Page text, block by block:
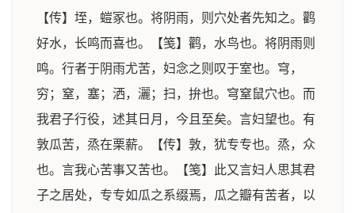
【传】垤，螘冢也。将阴雨，则穴处者先知之。鹳
好水，长鸣而喜也。【笺】鹳，水鸟也。将阴雨则
鸣。行者于阴雨尤苦，妇念之则叹于室也。穹，
穷；窒，塞；洒，灑；扫，拚也。穹窒鼠穴也。而
我君子行役，述其日月，今且至矣。言妇望也。有
敦瓜苦，烝在栗薪。【传】敦，犹专专也。烝，众
也。言我心苦事又苦也。【笺】此又言妇人思其君
子之居处，专专如瓜之系缀焉，瓜之瓣有苦者，以